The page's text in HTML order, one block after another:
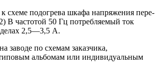
схеме подогрева шкафа напряжения пере­
В частотой 50 Гц потребляемый ток
2,5—3,5 А.
заводе по схемам заказчика,
альбомам или индивидуальным